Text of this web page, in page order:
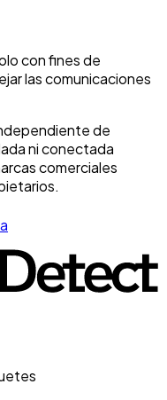
con fines de
las comunicaciones
de
ni conectada
comerciales